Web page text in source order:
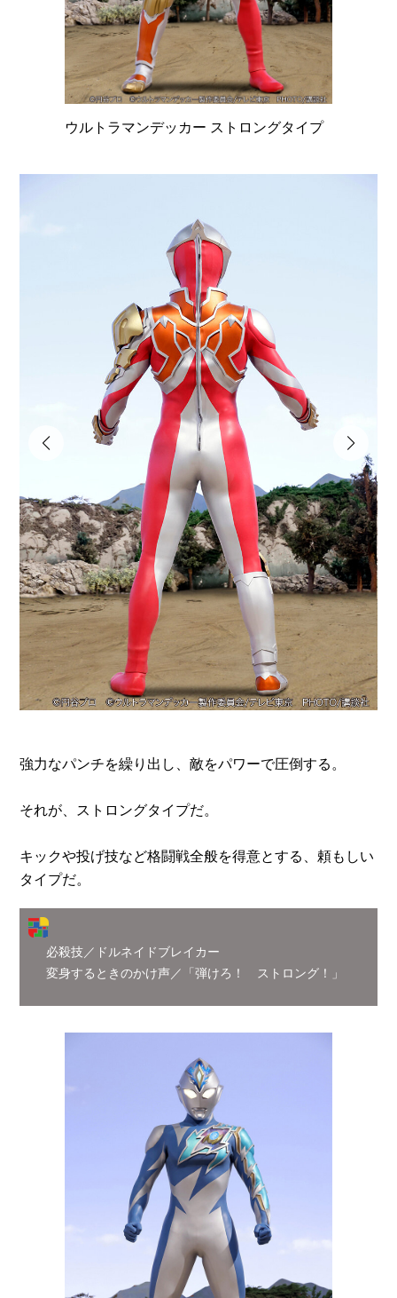
ウルトラマンデッカー ストロングタイプ
強力なパンチを繰り出し、敵をパワーで圧倒する。
それが、ストロングタイプだ。
キックや投げ技など格闘戦全般を得意とする、頼もしい
タイプだ。
必殺技／ドルネイドブレイカー
変身するときのかけ声／「弾けろ！ ストロング！」